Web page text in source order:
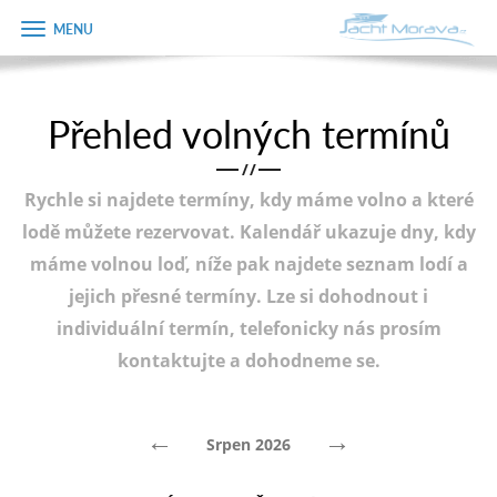
Úvodní strana
Plán plavby
Tipy na výlet
Fotogalerie
Zobrazit
menu
Přehled volných termínů
/ /
Rychle si najdete termíny, kdy máme volno a které
lodě můžete rezervovat. Kalendář ukazuje dny, kdy
máme volnou loď, níže pak najdete seznam lodí a
jejich přesné termíny. Lze si dohodnout i
individuální termín, telefonicky nás prosím
kontaktujte a dohodneme se.
← Srpen 2026 →
Objednávka
dárkového
Jméno
Telefon
E-mail